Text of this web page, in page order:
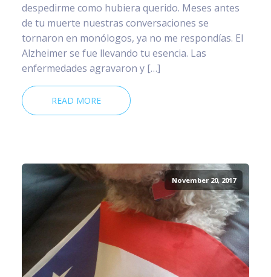
despedirme como hubiera querido. Meses antes
de tu muerte nuestras conversaciones se
tornaron en monólogos, ya no me respondías. El
Alzheimer se fue llevando tu esencia. Las
enfermedades agravaron y […]
READ MORE
November 20, 2017